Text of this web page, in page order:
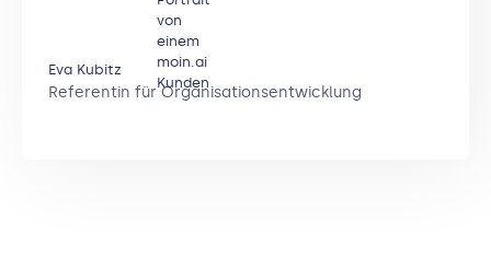
Eva Kubitz
Referentin für Organisationsentwicklung